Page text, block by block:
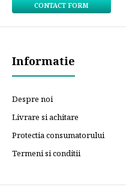
CONTACT FORM
Informatie
Despre noi
Livrare si achitare
Protectia consumatorului
Termeni si conditii